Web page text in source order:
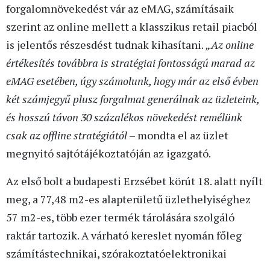
forgalomnövekedést vár az eMAG, számításaik
szerint az online mellett a klasszikus retail piacból
is jelentős részesdést tudnak kihasítani.„Az online
értékesítés továbbra is stratégiai fontosságú marad az
eMAG esetében, úgy számolunk, hogy már az első évben
két számjegyű plusz forgalmat generálnak az üzleteink,
és hosszú távon 30 százalékos növekedést remélünk
csak az offline stratégiától– mondta el az üzlet
megnyitó sajtótájékoztatóján az igazgató.
Az első bolt a budapesti Erzsébet körút 18. alatt nyílt
meg, a 77,48 m2-es alapterületű üzlethelyiséghez
57 m2-es, több ezer termék tárolására szolgáló
raktár tartozik. A várható kereslet nyomán főleg
számítástechnikai, szórakoztatóelektronikai